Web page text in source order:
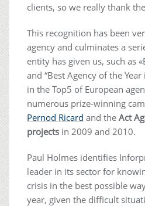
clients, so we really thank
This recognition has been
agency and culminates a
entity has given us, such as
and “Best Agency of the
in the Top5 of European
numerous prize-winning
Pernod Ricard and the Act
projects in 2009 and 2010.
Paul Holmes identifies
leader in its sector for
crisis in the best possible
year, given the difficult